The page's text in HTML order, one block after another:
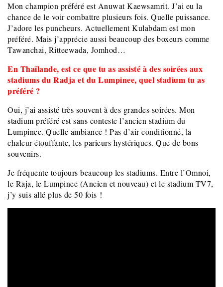
Mon champion préféré est Anuwat Kaewsamrit. J’ai eu la
chance de le voir combattre plusieurs fois. Quelle puissance.
J’adore les puncheurs. Actuellement Kulabdam est mon
préféré. Mais j’apprécie aussi beaucoup des boxeurs comme
Tawanchai, Ritteewada, Jomhod…
En Thaïlande, est ce que tu as assisté à des soirées aux
stadiums du Radja et du Lumpinee, quel stadium tu as
préféré ?
Oui, j’ai assisté très souvent à des grandes soirées. Mon
stadium préféré est sans conteste l’ancien stadium du
Lumpinee. Quelle ambiance ! Pas d’air conditionné, la
chaleur étouffante, les parieurs hystériques. Que de bons
souvenirs.
Je fréquente toujours beaucoup les stadiums. Entre l’Omnoi,
le Raja, le Lumpinee (Ancien et nouveau) et le stadium TV7,
j’y suis allé plus de 50 fois !